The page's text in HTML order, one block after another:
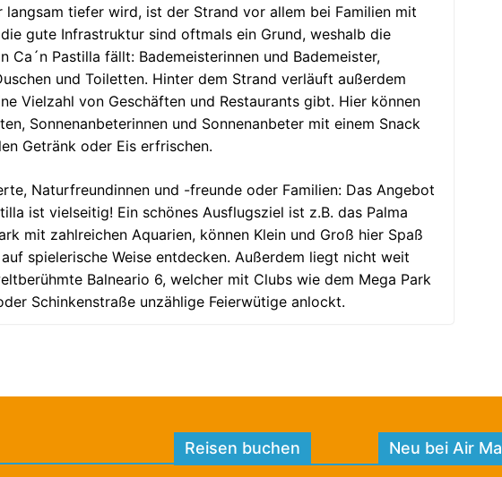
langsam tiefer wird, ist der Strand vor allem bei Familien mit
gute Infrastruktur sind oftmals ein Grund, weshalb die
Ca´n Pastilla fällt: Bademeisterinnen und Bademeister,
und Toiletten. Hinter dem Strand verläuft außerdem
Vielzahl von Geschäften und Restaurants gibt. Hier können
Sonnenanbeterinnen und Sonnenanbeter mit einem Snack
Getränk oder Eis erfrischen.
Naturfreundinnen und -freunde oder Familien: Das Angebot
ist vielseitig! Ein schönes Ausflugsziel ist z.B. das Palma
mit zahlreichen Aquarien, können Klein und Groß hier Spaß
spielerische Weise entdecken. Außerdem liegt nicht weit
Balneario 6, welcher mit Clubs wie dem Mega Park
Schinkenstraße unzählige Feierwütige anlockt.
Reisen buchen Neu bei Air